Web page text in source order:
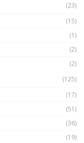
(23)
(15)
(1)
(2)
(2)
(125)
(17)
(51)
(36)
(19)